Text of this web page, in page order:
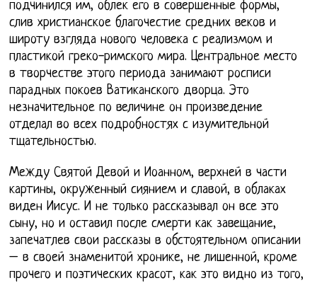
подчинился им, облек его в совершенные формы,
слив христианское благочестие средних веков и
широту взгляда нового человека с реализмом и
пластикой греко-римского мира. Центральное место
в творчестве этого периода занимают росписи
парадных покоев Ватиканского дворца. Это
незначительное по величине он произведение
отделал во всех подробностях с изумительной
тщательностью.
Между Святой Девой и Иоанном, верхней в части
картины, окруженный сиянием и славой, в облаках
виден Иисус. И не только рассказывал он все это
сыну, но и оставил после смерти как завещание,
запечатлев свои рассказы в обстоятельном описании
– в своей знаменитой хронике, не лишенной, кроме
прочего и поэтических красот, как это видно из того,